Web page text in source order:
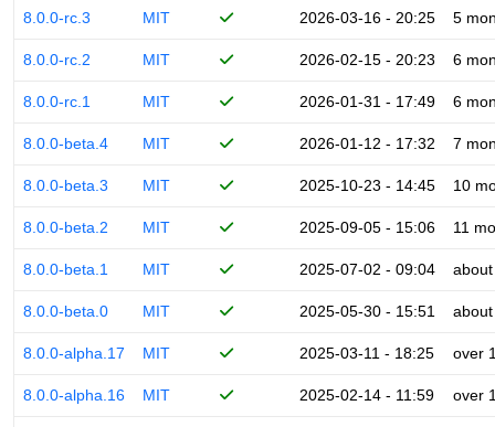
8.0.0-rc.3 MIT 2026-03-16 - 20:25 5
8.0.0-rc.2 MIT 2026-02-15 - 20:23 6
8.0.0-rc.1 MIT 2026-01-31 - 17:49 6
8.0.0-beta.4 MIT 2026-01-12 - 17:32 7
8.0.0-beta.3 MIT 2025-10-23 - 14:45 10
8.0.0-beta.2 MIT 2025-09-05 - 15:06 11
8.0.0-beta.1 MIT 2025-07-02 - 09:04
8.0.0-beta.0 MIT 2025-05-30 - 15:51
8.0.0-alpha.17 MIT 2025-03-11 - 18:25 over
8.0.0-alpha.16 MIT 2025-02-14 - 11:59 over